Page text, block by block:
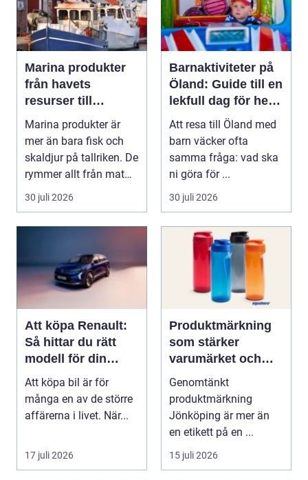
Marina produkter
från havets
resurser till
hållbara
upplevelser
Marina produkter är
mer än bara fisk och
skaldjur på tallriken. De
rymmer allt från mat
och hälsa ti...
30 juli 2026
Barnaktiviteter på
Öland: Guide till en
lekfull dag för hela
familjen
Att resa till Öland med
barn väcker ofta
samma fråga: vad ska
ni göra för ...
30 juli 2026
Att köpa Renault:
Så hittar du rätt
modell för din
vardag
Att köpa bil är för
många en av de större
affärerna i livet. När...
17 juli 2026
Produktmärkning
som stärker
varumärket och
förenklar vardagen
Genomtänkt
produktmärkning
Jönköping är mer än
en etikett på en ...
15 juli 2026